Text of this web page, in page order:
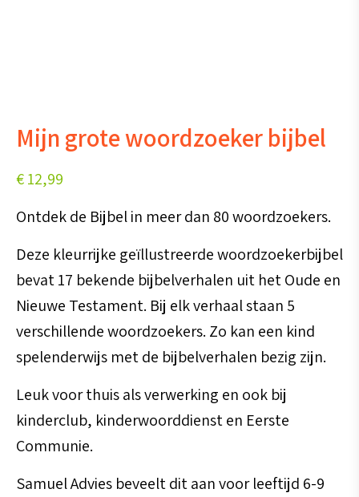
Mijn grote woordzoeker bijbel
€12,99
Ontdek de Bijbel in meer dan 80 woordzoekers.
Deze kleurrijke geïllustreerde woordzoekerbijbel
bevat 17 bekende bijbelverhalen uit het Oude en
Nieuwe Testament. Bij elk verhaal staan 5
verschillende woordzoekers. Zo kan een kind
spelenderwijs met de bijbelverhalen bezig zijn.
Leuk voor thuis als verwerking en ook bij
kinderclub, kinderwoorddienst en Eerste
Communie.
Samuel Advies beveelt dit aan voor leeftijd 6-9